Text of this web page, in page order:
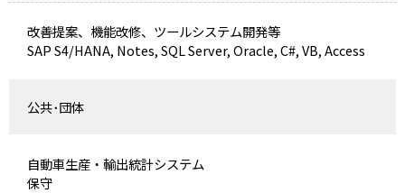
改善提案、機能改修、ツールシステム開発等
SAP S4/HANA, Notes, SQL Server, Oracle, C#, VB, Access
公共･団体
自動車生産・輸出統計システム
保守